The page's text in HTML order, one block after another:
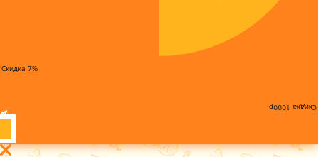
Скидка 7%
Скидка 1000р